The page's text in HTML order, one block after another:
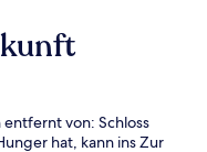
von: Schloss
hat, kann ins Zur